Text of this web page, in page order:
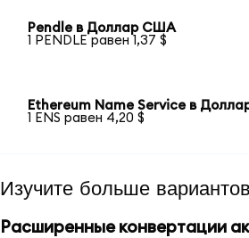
Pendle в Доллар США
1 PENDLE равен 1,37 $
Ethereum Name Service в
1 ENS равен 4,20 $
Изучите больше
Расширенные конвертации